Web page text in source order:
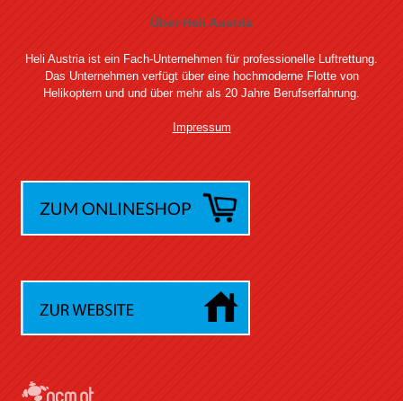
Über Heli Austria
Heli Austria ist ein Fach-Unternehmen für professionelle Luftrettung.
Das Unternehmen verfügt über eine hochmoderne Flotte von
Helikoptern und und über mehr als 20 Jahre Berufserfahrung.
Impressum